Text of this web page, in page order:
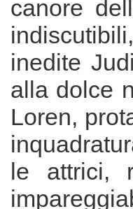
canore
inedite
alla dolce
Loren,
le attrici,